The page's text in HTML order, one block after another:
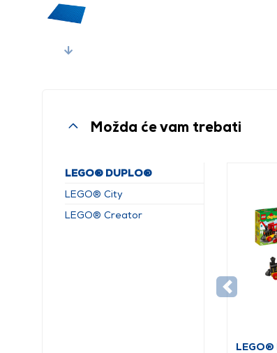
Next
Možda će vam trebati
LEGO® DUPLO®
LEGO® City
LEGO® Creator
LEGO®